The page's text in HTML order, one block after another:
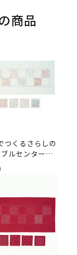
商品
くるさらしの
ルセンター＆
WH1＞（材料